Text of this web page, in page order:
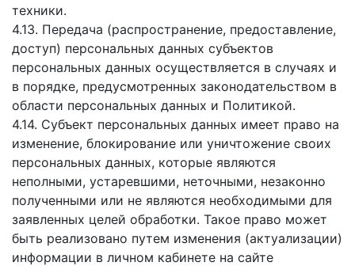
техники.
4.13. Передача (распространение, предоставление,
доступ) персональных данных субъектов
персональных данных осуществляется в случаях и
в порядке, предусмотренных законодательством в
области персональных данных и Политикой.
4.14. Субъект персональных данных имеет право на
изменение, блокирование или уничтожение своих
персональных данных, которые являются
неполными, устаревшими, неточными, незаконно
полученными или не являются необходимыми для
заявленных целей обработки. Такое право может
быть реализовано путем изменения (актуализации)
информации в личном кабинете на сайте